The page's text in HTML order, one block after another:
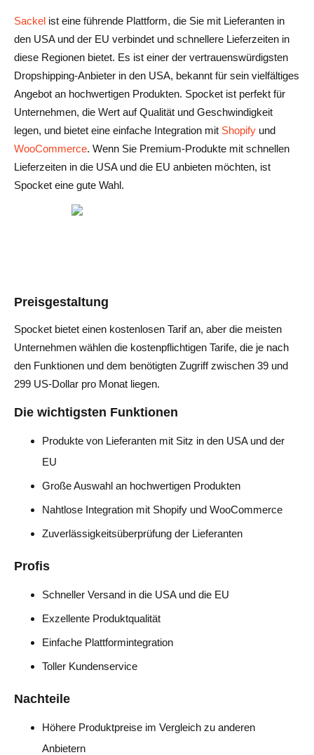
Sackel ist eine führende Plattform, die Sie mit Lieferanten in
den USA und der EU verbindet und schnellere Lieferzeiten in
diese Regionen bietet. Es ist einer der vertrauenswürdigsten
Dropshipping-Anbieter in den USA, bekannt für sein vielfältiges
Angebot an hochwertigen Produkten. Spocket ist perfekt für
Unternehmen, die Wert auf Qualität und Geschwindigkeit
legen, und bietet eine einfache Integration mit Shopify und
WooCommerce. Wenn Sie Premium-Produkte mit schnellen
Lieferzeiten in die USA und die EU anbieten möchten, ist
Spocket eine gute Wahl.
Preisgestaltung
Spocket bietet einen kostenlosen Tarif an, aber die meisten
Unternehmen wählen die kostenpflichtigen Tarife, die je nach
den Funktionen und dem benötigten Zugriff zwischen 39 und
299 US-Dollar pro Monat liegen.
Die wichtigsten Funktionen
Produkte von Lieferanten mit Sitz in den USA und der
EU
Große Auswahl an hochwertigen Produkten
Nahtlose Integration mit Shopify und WooCommerce
Zuverlässigkeitsüberprüfung der Lieferanten
Profis
Schneller Versand in die USA und die EU
Exzellente Produktqualität
Einfache Plattformintegration
Toller Kundenservice
Nachteile
Höhere Produktpreise im Vergleich zu anderen
Anbietern